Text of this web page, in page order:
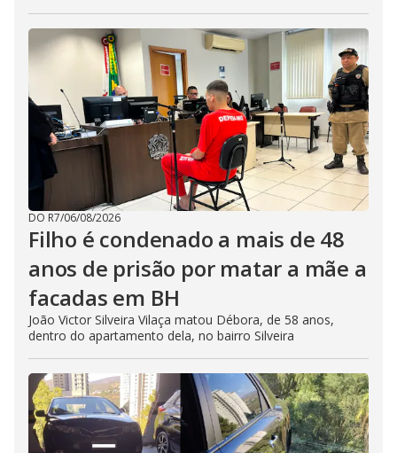
DO R7/06/08/2026
Filho é condenado a mais de 48
anos de prisão por matar a mãe a
facadas em BH
João Victor Silveira Vilaça matou Débora, de 58 anos,
dentro do apartamento dela, no bairro Silveira